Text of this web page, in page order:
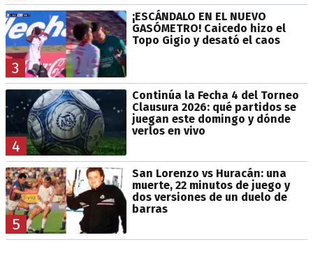
3
¡ESCÁNDALO EN EL NUEVO
GASÓMETRO! Caicedo hizo el
Topo Gigio y desató el caos
4
Continúa la Fecha 4 del Torneo
Clausura 2026: qué partidos se
juegan este domingo y dónde
verlos en vivo
5
San Lorenzo vs Huracán: una
muerte, 22 minutos de juego y
dos versiones de un duelo de
barras